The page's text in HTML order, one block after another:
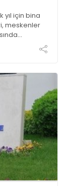
için bina
meskenler